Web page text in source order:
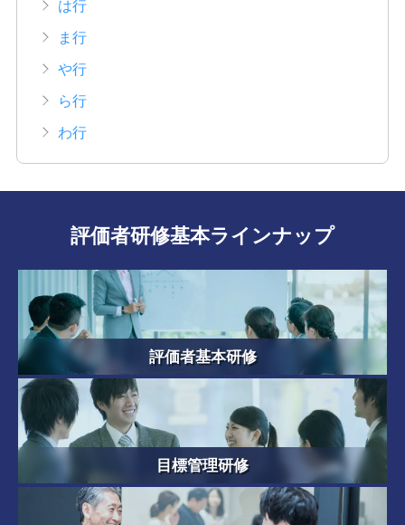
は行
ま行
や行
ら行
わ行
評価者研修基本ラインナップ
評価者基本研修
目標管理研修